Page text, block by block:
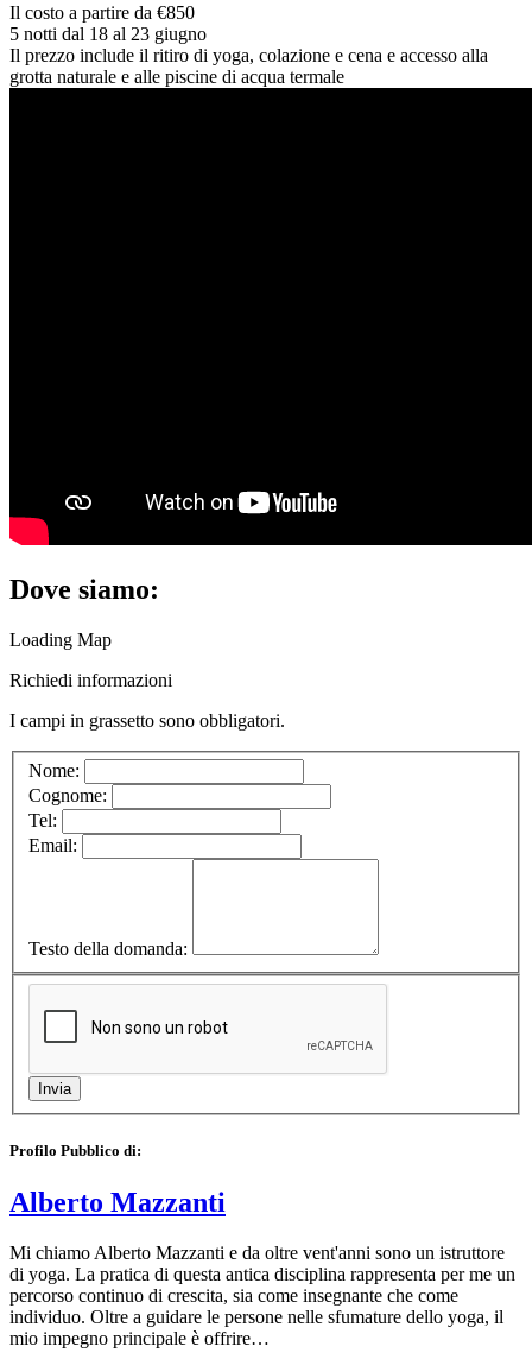
Il costo a partire da €850
5 notti dal 18 al 23 giugno
Il prezzo include il ritiro di yoga, colazione e cena e accesso alla
grotta naturale e alle piscine di acqua termale
Dove siamo:
Loading Map
Richiedi informazioni
I campi in grassetto sono obbligatori.
Nome:
Cognome:
Tel:
Email:
Testo della domanda:
Profilo Pubblico di:
Alberto Mazzanti
Mi chiamo Alberto Mazzanti e da oltre vent'anni sono un istruttore
di yoga. La pratica di questa antica disciplina rappresenta per me un
percorso continuo di crescita, sia come insegnante che come
individuo. Oltre a guidare le persone nelle sfumature dello yoga, il
mio impegno principale è offrire…